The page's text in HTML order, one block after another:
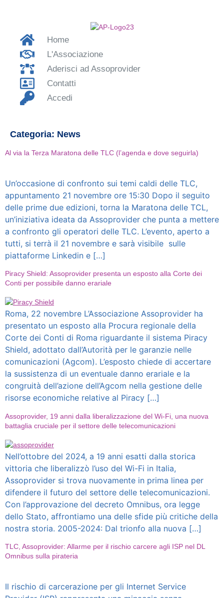
Home
L'Associazione
Aderisci ad Assoprovider
Contatti
Accedi
Categoria: News
Al via la Terza Maratona delle TLC (l’agenda e dove seguirla)
Un’occasione di confronto sui temi caldi delle TLC,
appuntamento 21 novembre ore 15:30 Dopo il seguito
delle prime due edizioni, torna la Maratona delle TCL,
un’iniziativa ideata da Assoprovider che punta a mettere
a confronto gli operatori delle TLC. L’evento, aperto a
tutti, si terrà il 21 novembre e sarà visibile sulle
piattaforme Linkedin e […]
Piracy Shield: Assoprovider presenta un esposto alla Corte dei
Conti per possibile danno erariale
Roma, 22 novembre L’Associazione Assoprovider ha
presentato un esposto alla Procura regionale della
Corte dei Conti di Roma riguardante il sistema Piracy
Shield, adottato dall’Autorità per le garanzie nelle
comunicazioni (Agcom). L’esposto chiede di accertare
la sussistenza di un eventuale danno erariale e la
congruità dell’azione dell’Agcom nella gestione delle
risorse economiche relative al Piracy […]
Assoprovider, 19 anni dalla liberalizzazione del Wi-Fi, una nuova
battaglia cruciale per il settore delle telecomunicazioni
Nell’ottobre del 2024, a 19 anni esatti dalla storica
vittoria che liberalizzò l’uso del Wi-Fi in Italia,
Assoprovider si trova nuovamente in prima linea per
difendere il futuro del settore delle telecomunicazioni.
Con l’approvazione del decreto Omnibus, ora legge
dello Stato, affrontiamo una delle sfide più critiche della
nostra storia. 2005-2024: Dal trionfo alla nuova […]
TLC, Assoprovider: Allarme per il rischio carcere agli ISP nel DL
Omnibus sulla pirateria
Il rischio di carcerazione per gli Internet Service